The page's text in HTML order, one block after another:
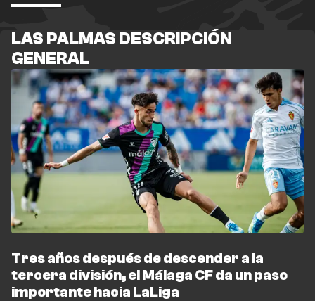
LAS PALMAS DESCRIPCIÓN
GENERAL
Tres años después de descender a la
tercera división, el Málaga CF da un paso
importante hacia LaLiga